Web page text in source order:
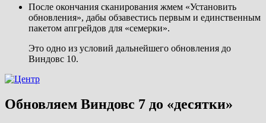
После окончания сканирования жмем «Установить
обновления», дабы обзавестись первым и единственным
пакетом апгрейдов для «семерки».
Это одно из условий дальнейшего обновления до
Виндовс 10.
Обновляем Виндовс 7 до «десятки»